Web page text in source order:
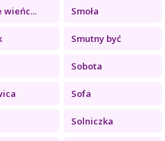
wieńc... Smoła
Smutny być
Sobota
Sofa
Solniczka